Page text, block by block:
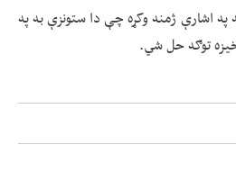
اشارې ژمنه وکړه چې دا ستونزې به په
توګه حل شي.